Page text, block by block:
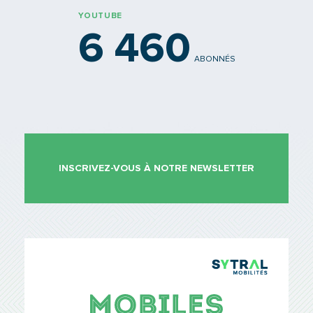
YOUTUBE
6 460 ABONNÉS
INSCRIVEZ-VOUS À NOTRE NEWSLETTER